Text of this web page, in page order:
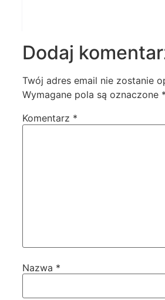
Dodaj
Twój adres email nie zostanie
Wymagane pola są oznaczone *
Komentarz *
Nazwa *